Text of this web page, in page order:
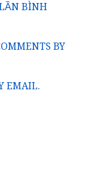
BÌNH
BY
EMAIL.